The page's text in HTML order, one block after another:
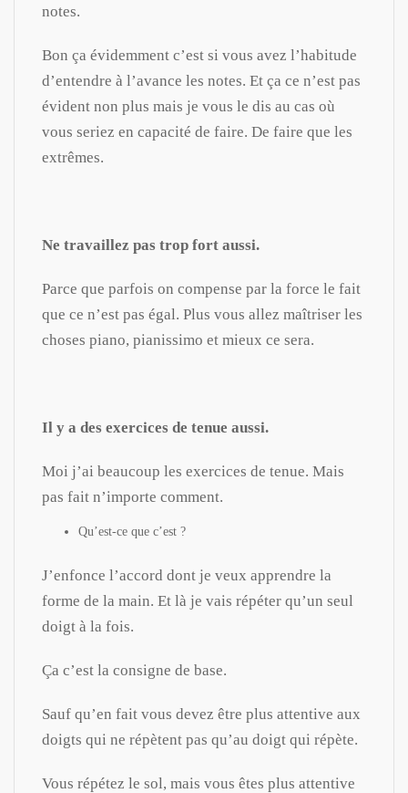
notes.
Bon ça évidemment c’est si vous avez l’habitude
d’entendre à l’avance les notes. Et ça ce n’est pas
évident non plus mais je vous le dis au cas où
vous seriez en capacité de faire. De faire que les
extrêmes.
Ne travaillez pas trop fort aussi.
Parce que parfois on compense par la force le fait
que ce n’est pas égal. Plus vous allez maîtriser les
choses piano, pianissimo et mieux ce sera.
Il y a des exercices de tenue aussi.
Moi j’ai beaucoup les exercices de tenue. Mais
pas fait n’importe comment.
Qu’est-ce que c’est ?
J’enfonce l’accord dont je veux apprendre la
forme de la main. Et là je vais répéter qu’un seul
doigt à la fois.
Ça c’est la consigne de base.
Sauf qu’en fait vous devez être plus attentive aux
doigts qui ne répètent pas qu’au doigt qui répète.
Vous répétez le sol, mais vous êtes plus attentive